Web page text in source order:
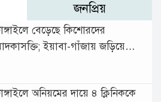
জনপ্রিয়
বেড়েছে কিশোরদের
ইয়াবা-গাঁজায় জড়িয়ে
অনিয়মের দায়ে ৪ ক্লিনিককে